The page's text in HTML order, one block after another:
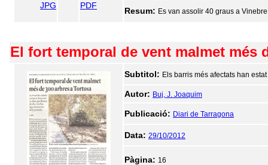
JPG PDF
Resum: Es van assolir 40 graus a
El fort temporal de vent malmet més
Subtitol: Els barris més afectats han
Autor: Buj, J. Joaquim
Publicació: Diari de Tarragona
Data: 29/10/2012
Pàgina: 16